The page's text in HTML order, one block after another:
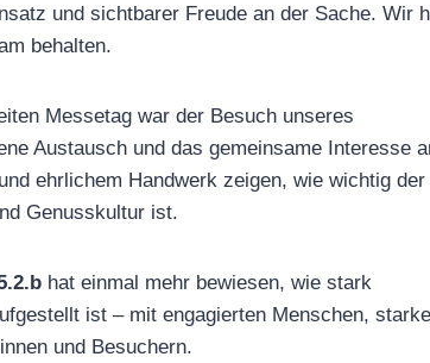
und sichtbarer Freude an der Sache. Wir
behalten.
Messetag war der Besuch unseres
Austausch und das gemeinsame Interesse
ehrlichem Handwerk zeigen, wie wichtig der
Genusskultur ist.
hat einmal mehr bewiesen, wie stark
ist – mit engagierten Menschen,
und Besuchern.